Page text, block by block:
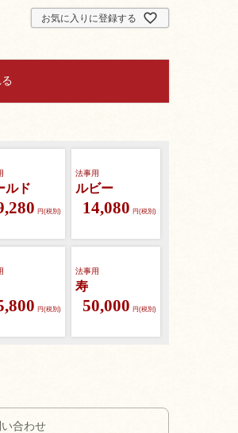
お気に入りに登録する
ルド
円(税別)
法事用
ルビー
14,080 円(税別)
円(税別)
法事用
寿
50,000 円(税別)
合わせ